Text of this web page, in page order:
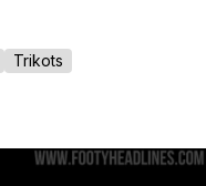
Trikots